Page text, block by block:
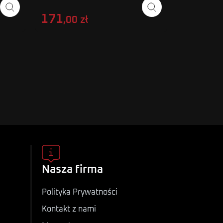
171,00 zł
Nasza firma
Polityka Prywatności
Kontakt z nami